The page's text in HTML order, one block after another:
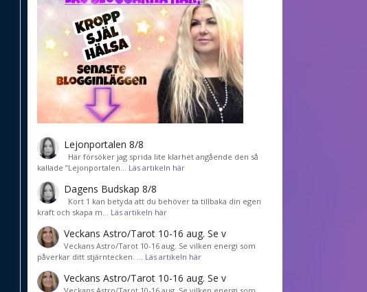
Lejonportalen 8/8
Här försöker jag sprida lite klarhet angående den så
kallade ”Lejonportalen… Läs artikeln här
Dagens Budskap 8/8
Kort 1 kan betyda att du behöver ta tillbaka din egen
kraft och skapa m… Läs artikeln här
Veckans Astro/Tarot 10-16 aug. Se v
Veckans Astro/Tarot 10-16 aug. Se vilken energi som
påverkar ditt stjärntecken. … Läs artikeln här
Veckans Astro/Tarot 10-16 aug. Se v